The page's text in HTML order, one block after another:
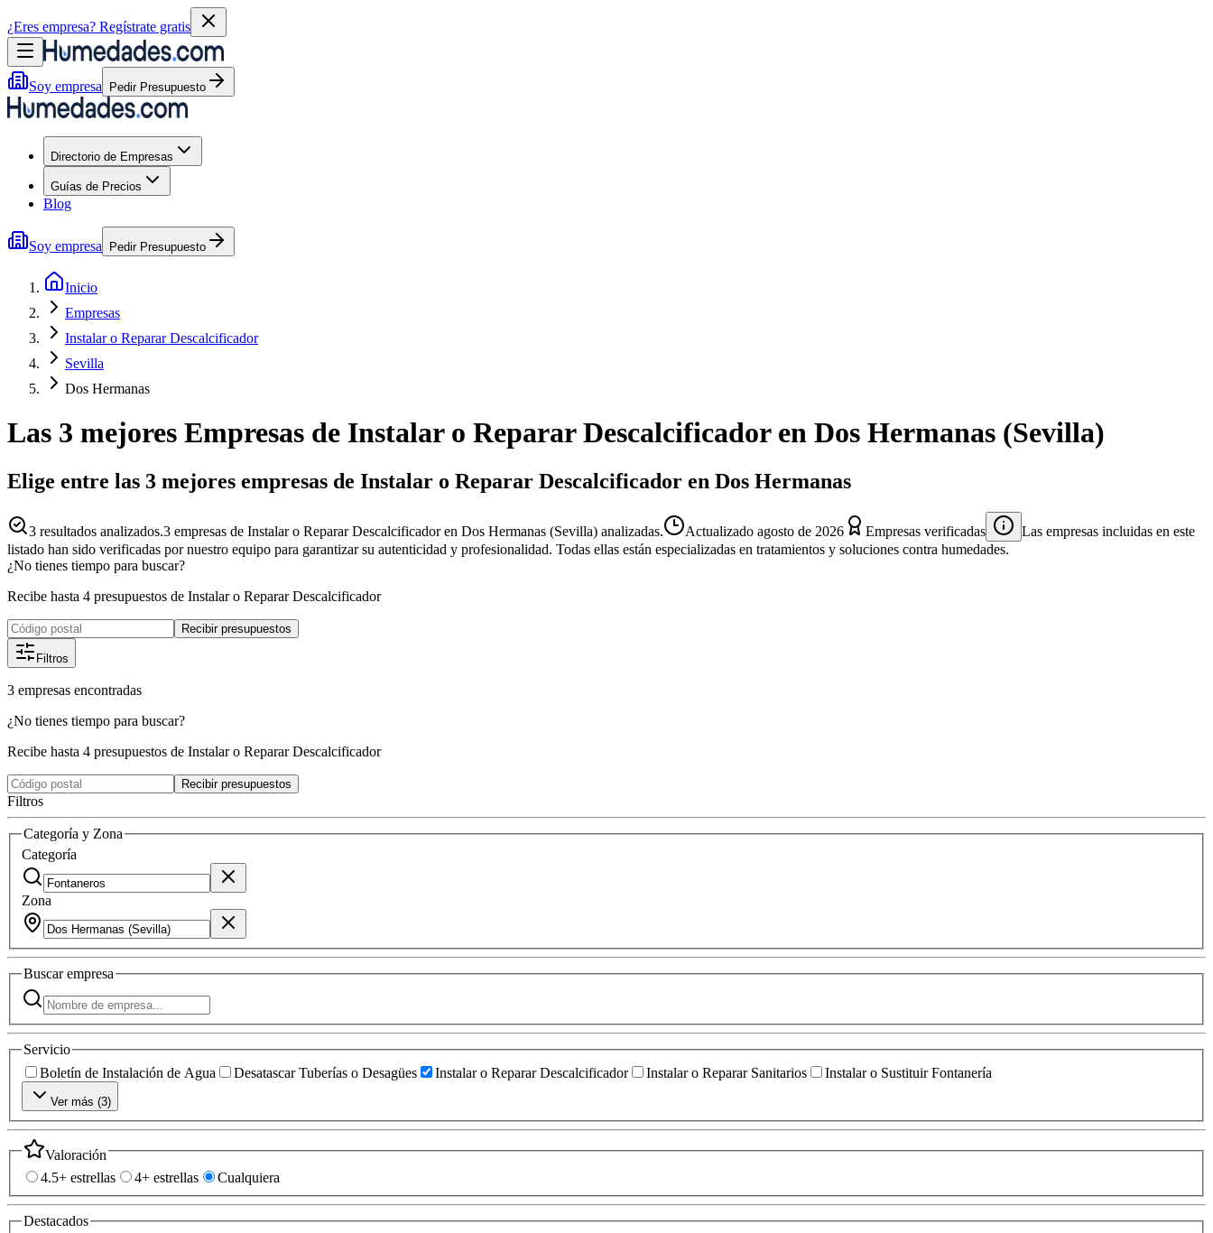
¿Eres empresa? Regístrate gratis
Soy empresa Pedir Presupuesto
Directorio de Empresas
Guías de Precios
Blog
Soy empresa Pedir Presupuesto
Inicio
Empresas
Instalar o Reparar Descalcificador
Sevilla
Dos Hermanas
Las 3 mejores Empresas de Instalar o Reparar Descalcificadoren Dos Hermanas (Sevilla)
Elige entre las 3 mejores empresas de Instalar o Reparar Descalcificador en Dos Hermanas
3 resultados analizados.3 empresas de Instalar o Reparar Descalcificador en Dos Hermanas (Sevilla) analizadas. Actualizado agosto de 2026 Empresas verificadas
Las empresas incluidas en este
listado han sido verificadas por nuestro equipo para garantizar su autenticidad y profesionalidad. Todas ellas están especializadas en tratamientos y soluciones contra humedades.
¿No tienes tiempo para buscar?
Recibe hasta 4 presupuestos de Instalar o Reparar Descalcificador
Recibir presupuestos
Filtros
3 empresas encontradas
¿No tienes tiempo para buscar?
Recibe hasta 4 presupuestos de Instalar o Reparar Descalcificador
Recibir presupuestos
Filtros
Categoría y Zona
Categoría
Zona
Buscarempresa
Servicio
Boletín de Instalación de Agua
Desatascar Tuberías o Desagües Instalar o Reparar Descalcificador Instalar o Reparar Sanitarios Instalar o Sustituir Fontanería
Ver más (3)
Valoración
4.5+ estrellas
4+ estrellas Cualquiera
Destacados